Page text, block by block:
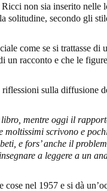
non sia inserito nelle
solitudine, secondo gli
come se si trattasse di
un racconto e che le
sulla diffusione
mentre oggi il
scrivono e
e fors’ anche il
a leggere a un
nel 1957 e si dà